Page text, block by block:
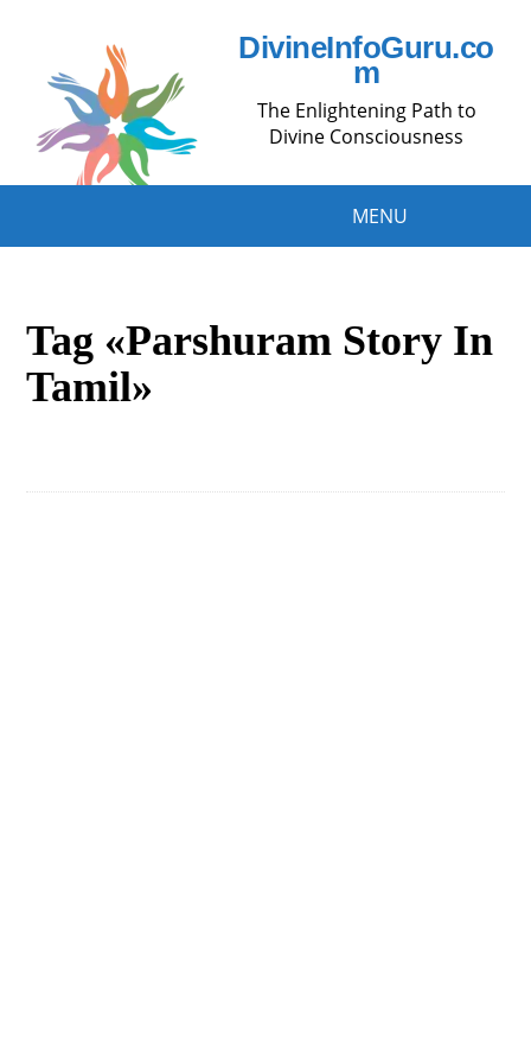
DivineInfoGuru.co
m
The Enlightening Path to
Divine Consciousness
MENU
Tag «Parshuram Story In
Tamil»